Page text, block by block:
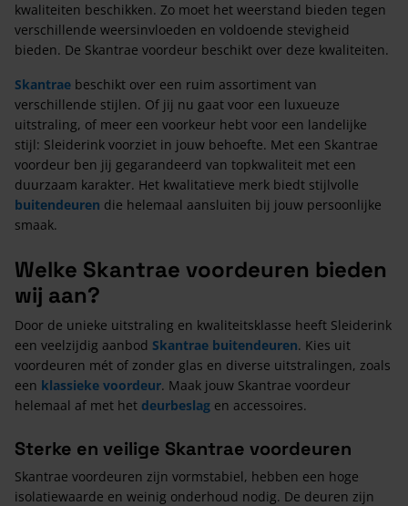
kwaliteiten beschikken. Zo moet het weerstand bieden tegen
verschillende weersinvloeden en voldoende stevigheid
bieden. De Skantrae voordeur beschikt over deze kwaliteiten.
Skantrae beschikt over een ruim assortiment van
verschillende stijlen. Of jij nu gaat voor een luxueuze
uitstraling, of meer een voorkeur hebt voor een landelijke
stijl: Sleiderink voorziet in jouw behoefte. Met een Skantrae
voordeur ben jij gegarandeerd van topkwaliteit met een
duurzaam karakter. Het kwalitatieve merk biedt stijlvolle
buitendeuren die helemaal aansluiten bij jouw persoonlijke
smaak.
Welke Skantrae voordeuren bieden
wij aan?
Door de unieke uitstraling en kwaliteitsklasse heeft Sleiderink
een veelzijdig aanbod Skantrae buitendeuren. Kies uit
voordeuren mét of zonder glas en diverse uitstralingen, zoals
een klassieke voordeur. Maak jouw Skantrae voordeur
helemaal af met het deurbeslag en accessoires.
Sterke en veilige Skantrae voordeuren
Skantrae voordeuren zijn vormstabiel, hebben een hoge
isolatiewaarde en weinig onderhoud nodig. De deuren zijn